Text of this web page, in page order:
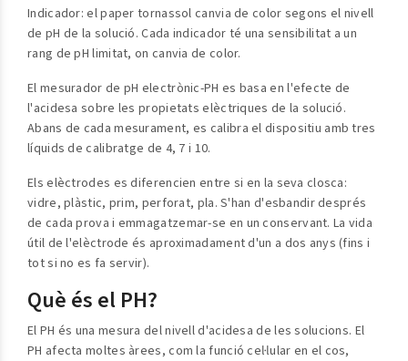
Indicador: el paper tornassol canvia de color segons el nivell
de pH de la solució. Cada indicador té una sensibilitat a un
rang de pH limitat, on canvia de color.
El mesurador de pH electrònic-PH es basa en l'efecte de
l'acidesa sobre les propietats elèctriques de la solució.
Abans de cada mesurament, es calibra el dispositiu amb tres
líquids de calibratge de 4, 7 i 10.
Els elèctrodes es diferencien entre si en la seva closca:
vidre, plàstic, prim, perforat, pla. S'han d'esbandir després
de cada prova i emmagatzemar-se en un conservant. La vida
útil de l'elèctrode és aproximadament d'un a dos anys (fins i
tot si no es fa servir).
Què és el PH?
El PH és una mesura del nivell d'acidesa de les solucions. El
PH afecta moltes àrees, com la funció cel·lular en el cos,